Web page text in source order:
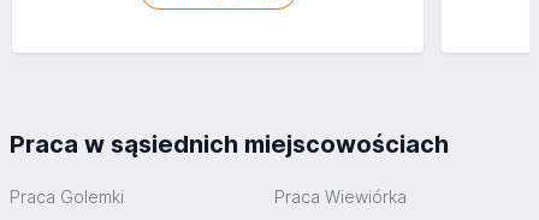
Praca w sąsiednich miejscowościach
Praca Golemki Praca Wiewiórka